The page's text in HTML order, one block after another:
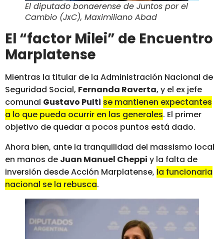
El diputado bonaerense de Juntos por el
Cambio (JxC), Maximiliano Abad
El “factor Milei” de Encuentro
Marplatense
Mientras la titular de la Administración Nacional de
Seguridad Social, Fernanda Raverta, y el ex jefe
comunal Gustavo Pulti se mantienen expectantes
a lo que pueda ocurrir en las generales. El primer
objetivo de quedar a pocos puntos está dado.
Ahora bien, ante la tranquilidad del massismo local
en manos de Juan Manuel Cheppi y la falta de
inversión desde Acción Marplatense, la funcionaria
nacional se la rebusca.